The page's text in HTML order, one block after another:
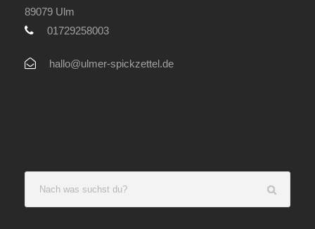
89079 Ulm
01729258003
hallo@ulmer-spickzettel.de